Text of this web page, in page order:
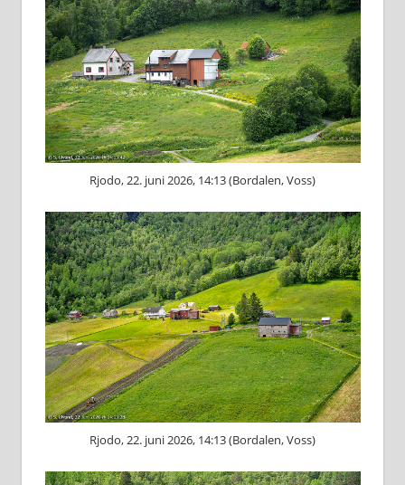
Rjodo, 22. juni 2026, 14:13 (Bordalen, Voss)
Rjodo, 22. juni 2026, 14:13 (Bordalen, Voss)